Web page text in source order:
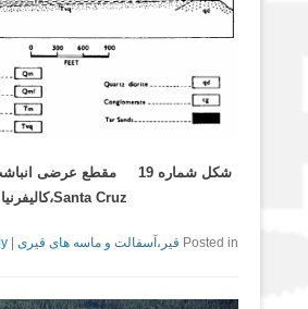
شکل شماره 19 مقطع عرضی انباشت
Santa Cruz،کالیفرنیا
قیر،آسفالت و ماسه های قیری |
a reply